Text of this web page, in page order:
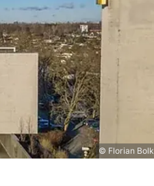
© Florian Bolk